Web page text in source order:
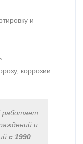
и
коррозии.
работает
и
с 1990